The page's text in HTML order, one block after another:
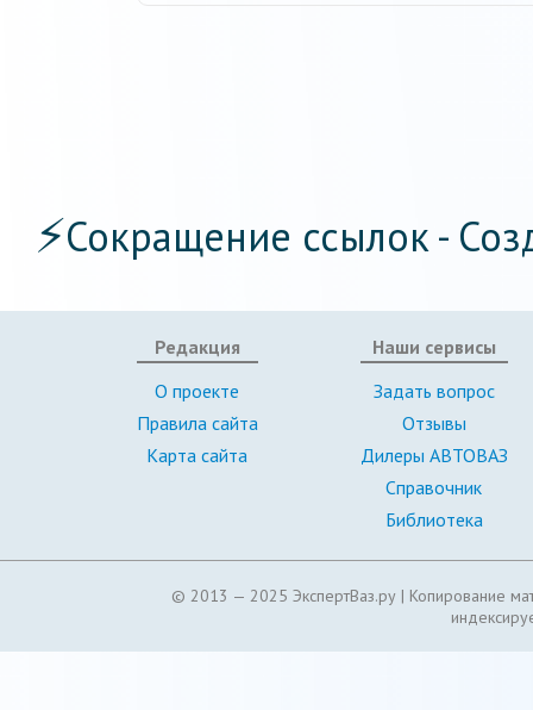
⚡Сокращение ссылок -
Редакция
О проекте
Правила сайта
Карта сайта
Наши сервисы
Задать вопрос
Отзывы
Дилеры АВТОВАЗ
Справочник
Библиотека
© 2013 — 2025 ЭкспертВаз.ру | Копирование